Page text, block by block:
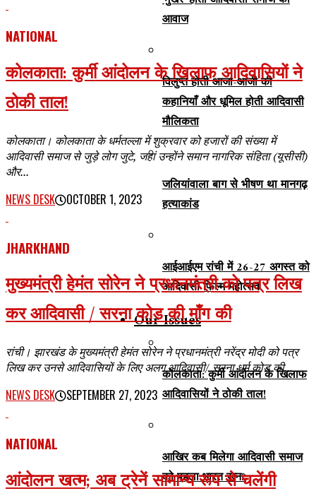
आवाज
विलुप्त होती आजा-आजी की
कहानियाँ और धूमिल होती आदिवासी
मौलिकता
जलियांवाला बाग से भीषण था मानगढ़
हत्याकांड
आईआईएम रांची में 26-27 अगस्त को
आदिवासी फिल्म महोत्सव
Our Issues
कोलकाता: कुर्मी आंदोलन के खिलाफ
आदिवासियों ने ठोकी ताल!
आखिर कब मिलेगा आदिवासी समाज
को पहला भारत रत्न?
NATIONAL
कोलकाता: कुर्मी आंदोलन के खिलाफ आदिवासियों ने
ठोकी ताल!
कोलकाता। कोलकाता के धर्मतल्ला में शुक्रवार को हजारों की संख्या में
आदिवासी समाज से जुड़े लोग जुटे, जहां उन्होंने समान नागरिक संहिता (यूसीसी)
और...
NEWS DESK OCTOBER 1, 2023
JHARKHAND
मुख्यमंत्री हेमंत सोरेन ने प्रधानमंत्री को पत्र लिख
कर आदिवासी / सरना कोड की माँग की
रांची। झारखंड के मुख्यमंत्री हेमंत सोरेन ने प्रधानमंत्री नरेंद्र मोदी को पत्र
लिख कर उनसे आदिवासियों के लिए अलग आदिवासी/ सरना धर्म कोड की...
NEWS DESK SEPTEMBER 27, 2023
NATIONAL
आंदोलन खत्म; अब ट्रेनें सामान्य रूप से चलेंगी